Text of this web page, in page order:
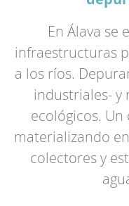
abastecimiento
Red
de
saneamiento
Calidad
Digitalizando
agua
En Álava se
infraestructuras
a los ríos.
industriales- y
ecológicos.
materializando
colectores y